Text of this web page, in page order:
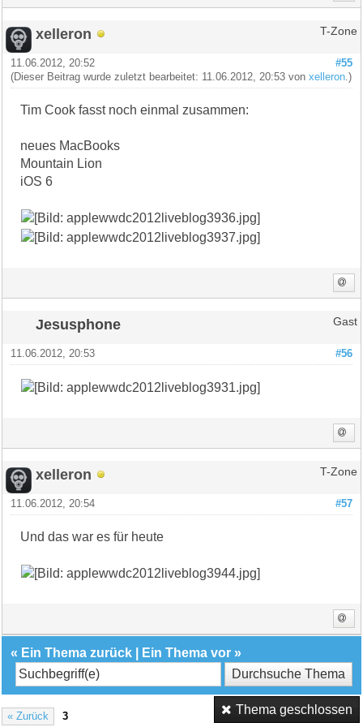
xelleron T-Zone
#55
11.06.2012, 20:52
(Dieser Beitrag wurde zuletzt bearbeitet: 11.06.2012, 20:53 vonxelleron .)
Tim Cook fasst noch einmal zusammen:
neues MacBooks
Mountain Lion
iOS 6
Jesusphone Gast
#56
11.06.2012, 20:53
xelleron T-Zone
#57
11.06.2012, 20:54
Und das war es für heute
« Ein Thema zurück Ein Thema vor »
« Zurück 3 Thema geschlossen